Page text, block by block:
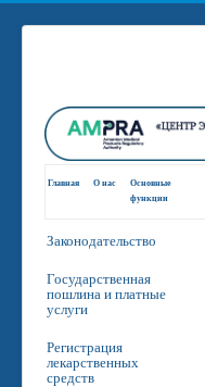
Главная О нас
Основные
функции
Законодательство
Государственная
пошлина и платные
услуги
Регистрация
лекарственных
средств